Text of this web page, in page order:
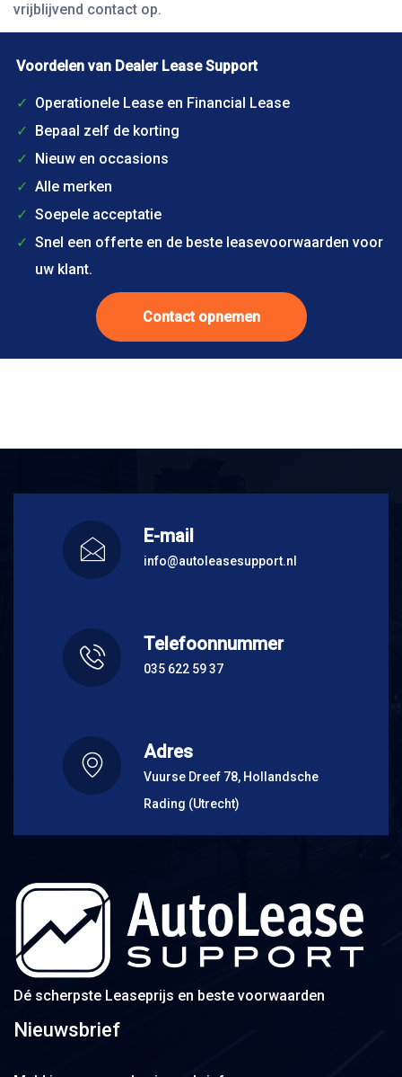
vrijblijvend contact op.
Voordelen van Dealer Lease Support
Operationele Lease en Financial Lease
Bepaal zelf de korting
Nieuw en occasions
Alle merken
Soepele acceptatie
Snel een offerte en de beste leasevoorwaarden voor
uw klant.
Contact opnemen
E-mail
info@autoleasesupport.nl
Telefoonnummer
035 622 59 37
Adres
Vuurse Dreef 78, Hollandsche
Rading (Utrecht)
Dé scherpste Leaseprijs en beste voorwaarden
Nieuwsbrief